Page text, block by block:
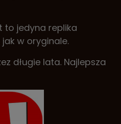
to jedyna replika
w oryginale.
długie lata. Najlepsza